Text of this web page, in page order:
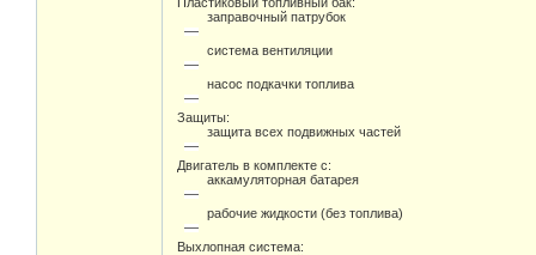
заправочный патрубок
система вентиляции
насос подкачки топлива
Защиты:
защита всех подвижных частей
Двигатель в комплекте с:
аккамуляторная батарея
рабочие жидкости (без топлива)
Выхлопная система: